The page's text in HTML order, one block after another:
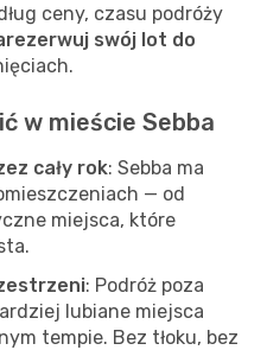
ceny, czasu podróży
swój lot do
w mieście Sebba
cały rok: Sebba ma
— od
miejsca, które
: Podróż poza
lubiane miejsca
tempie. Bez tłoku, bez